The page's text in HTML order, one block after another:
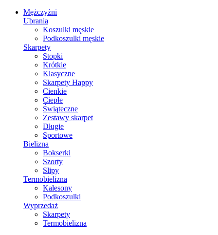
Mężczyźni
Ubrania
Koszulki męskie
Podkoszulki męskie
Skarpety
Stopki
Krótkie
Klasyczne
Skarpety Happy
Cienkie
Ciepłe
Świąteczne
Zestawy skarpet
Długie
Sportowe
Bielizna
Bokserki
Szorty
Slipy
Termobielizna
Kalesony
Podkoszulki
Wyprzedaż
Skarpety
Termobielizna